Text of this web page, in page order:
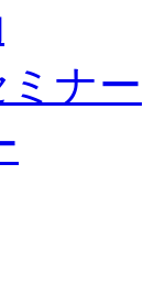
ナー